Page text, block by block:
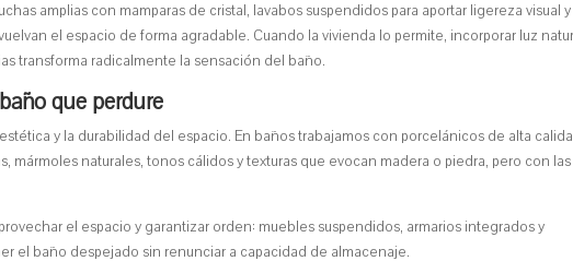
amplias con mamparas de cristal, lavabos suspendidos para aportar ligereza visual y
el espacio de forma agradable. Cuando la vivienda lo permite, incorporar luz
transforma radicalmente la sensación del baño.
que perdure
y la durabilidad del espacio. En baños trabajamos con porcelánicos de alta
mármoles naturales, tonos cálidos y texturas que evocan madera o piedra, pero con las
el espacio y garantizar orden: muebles suspendidos, armarios integrados y
el baño despejado sin renunciar a capacidad de almacenaje.